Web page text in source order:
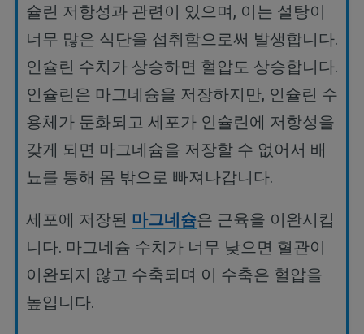
슐린 저항성과 관련이 있으며, 이는 설탕이
너무 많은 식단을 섭취함으로써 발생합니다.
인슐린 수치가 상승하면 혈압도 상승합니다.
인슐린은 마그네슘을 저장하지만, 인슐린 수
용체가 둔화되고 세포가 인슐린에 저항성을
갖게 되면 마그네슘을 저장할 수 없어서 배
뇨를 통해 몸 밖으로 빠져나갑니다.
세포에 저장된 마그네슘은 근육을 이완시킵
니다. 마그네슘 수치가 너무 낮으면 혈관이
이완되지 않고 수축되며 이 수축은 혈압을
높입니다.